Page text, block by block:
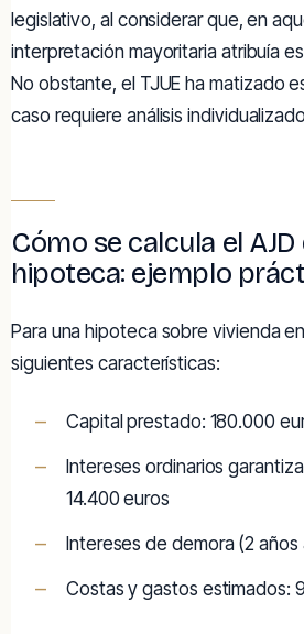
legislativo, al considerar que, en
interpretación mayoritaria atribuía
No obstante, el TJUE ha matizado
caso requiere análisis
Cómo se calcula el
hipoteca: ejemplo
Para una hipoteca sobre vivienda
siguientes características:
Capital prestado: 180.000
Intereses ordinarios
14.400 euros
Intereses de demora (2 años
Costas y gastos estimados: